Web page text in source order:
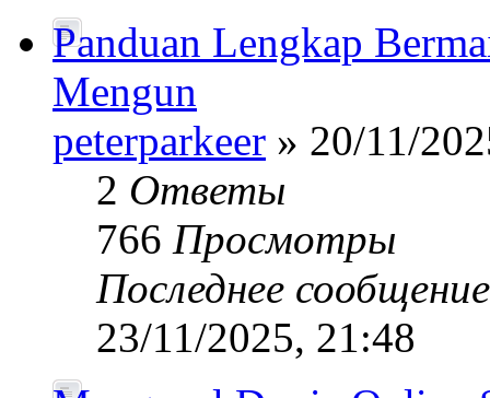
Panduan Lengkap
Mengun
peterparkeer » 20/11/
2 Ответы
766 Просмотры
Последнее
23/11/2025, 21:48